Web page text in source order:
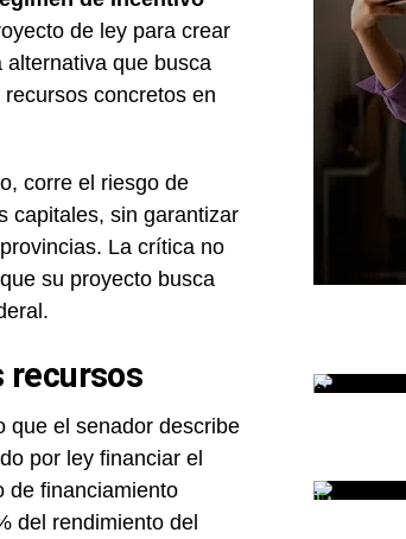
de ley para crear
alternativa que busca
concretos en
corre el riesgo de
capitales, sin garantizar
La crítica no
su proyecto busca
recursos
que el senador describe
por ley financiar el
de financiamiento
del rendimiento del